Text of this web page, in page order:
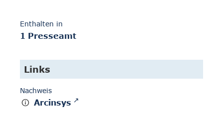
Enthalten in
1 Presseamt
Links
Nachweis
Arcinsys